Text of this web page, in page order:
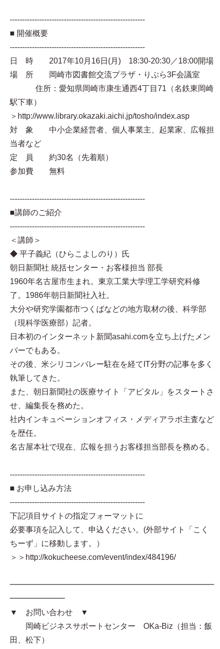
-------------------------------------------------------
■ 開催概要
-------------------------------------------------------
日 時 2017年10月16日(月) 18:30-20:30／18:00開場
場 所 岡崎市図書館交流プラザ・りぶら3F会議室
住所：愛知県岡崎市康生通西4丁目71（名鉄東岡崎
駅下車）
＞http://www.library.okazaki.aichi.jp/tosho/index.asp
対 象 中小企業経営者、個人事業主、起業家、広報担
当者など
定 員 約30名（先着順）
参加費 無料
-------------------------------------------------------
■講師のご紹介
-------------------------------------------------------
＜講師＞
◆ 平子義紀（ひらこよしのり）氏
朝日新聞社 統括センター・お客様担当 部長
1960年名古屋市生まれ。東京工業大学理工学研究科修
了。1986年朝日新聞社入社。
大分や研究学園都市つくばなどの地方取材の後、科学部
（現科学医療部）記者。
日本初のインターネット新聞asahi.comを立ち上げたメン
バーでもある。
その後、米シリコンバレー駐在を経てIT分野の記事を多く
執筆してきた。
また、朝日新聞社の医療サイト「アピタル」をスタートさ
せ、編集長を務めた。
社内インキュベーションオフィス・メディアラボ主査など
を歴任。
名古屋本社で現在、広報を担うお客様担当部長を務める。
-------------------------------------------------------
■ お申し込み方法
-------------------------------------------------------
下記項目サイトの指定フォーマットに
必要事項を記入して、申込ください。(外部サイト「こく
ちーず」に移動します。）
＞＞http://kokucheese.com/event/index/484196/
━━━━━━━━━━━━━━━━━━━━━━━━━━
━━━━━━━
▼ お問い合わせ ▼
岡崎ビジネスサポートセンター OKa-Biz（担当：飯
田、松下）